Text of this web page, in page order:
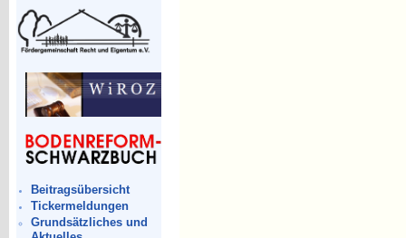
Beitragsübersicht
Tickermeldungen
Grundsätzliches und